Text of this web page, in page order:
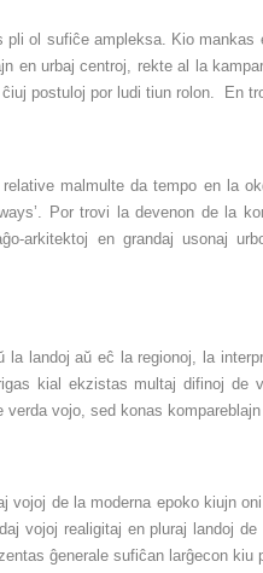
pli ol sufiĉe ampleksa. Kio
en urbaj centroj, rekte al la
postuloj por ludi tiun rolon. En
relative malmulte da tempo en la
Por trovi la devenon de la
arkitektoj en grandaj usonaj
la landoj aŭ eĉ la regionoj, la
kial ekzistas multaj difinoj de
vojo, sed konas
vojoj de la moderna epoko kiujn
vojoj realigitaj en pluraj landoj
ĝenerale sufiĉan larĝecon kiu